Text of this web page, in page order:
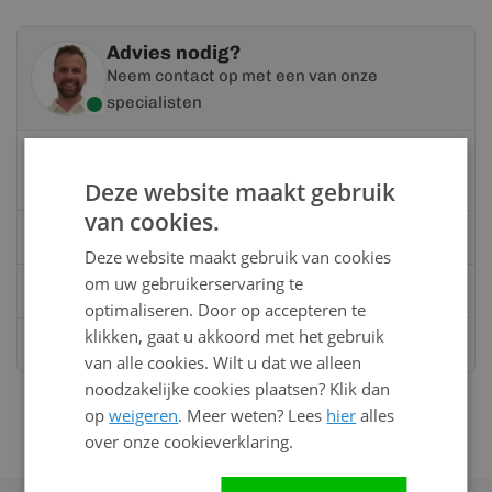
Advies nodig?
Neem contact op met een van onze
specialisten
van 08:00 tot 17:00 uur
0528 - 355190
Mailinfo@kunststofbouwmateriaal.nl
Stuur ons een bericht opWhatsapp
Deze website maakt gebruik
van cookies.
Deze website maakt gebruik van cookies
om uw gebruikerservaring te
optimaliseren. Door op accepteren te
klikken, gaat u akkoord met het gebruik
van alle cookies. Wilt u dat we alleen
noodzakelijke cookies plaatsen? Klik dan
opweigeren. Meer weten? Lees hier alles
over onze cookieverklaring.